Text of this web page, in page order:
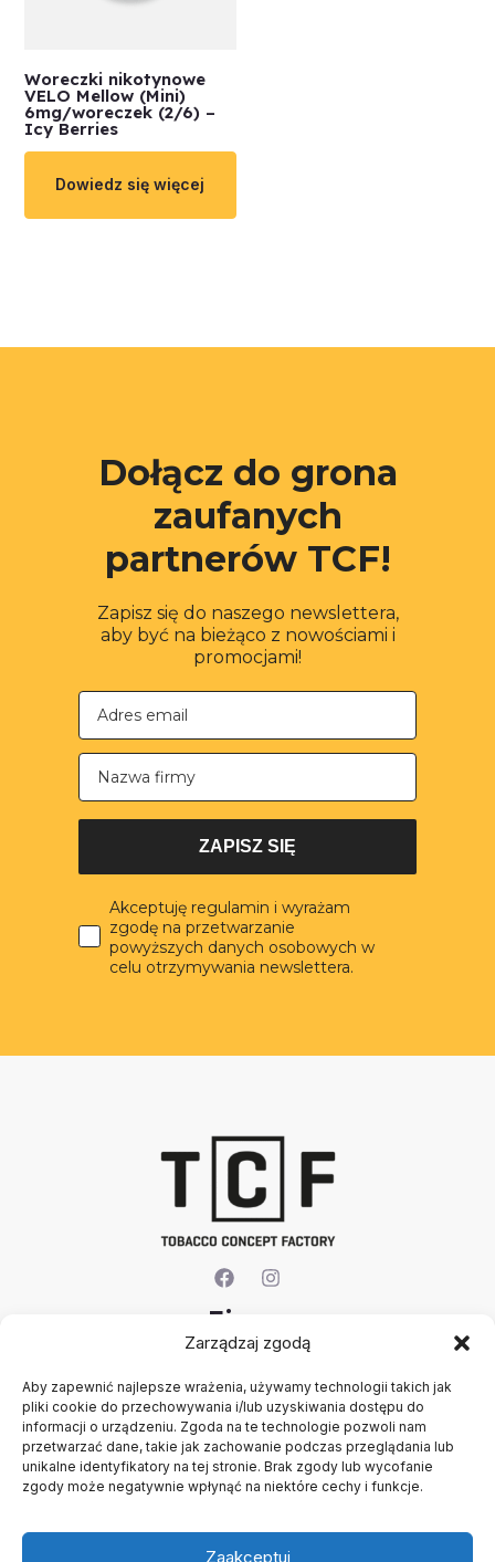
Zarządzaj zgodą
Aby zapewnić najlepsze wrażenia, używamy technologii takich jak
pliki cookie do przechowywania i/lub uzyskiwania dostępu do
informacji o urządzeniu. Zgoda na te technologie pozwoli nam
przetwarzać dane, takie jak zachowanie podczas przeglądania lub
unikalne identyfikatory na tej stronie. Brak zgody lub wycofanie
zgody może negatywnie wpłynąć na niektóre cechy i funkcje.
Zaakceptuj
Woreczki nikotynowe
VELO Mellow (Mini)
6mg/woreczek (2/6) –
Icy Berries
Dowiedz się więcej
Dołącz do grona
zaufanych
partnerów TCF!
Zapisz się do naszego newslettera,
aby być na bieżąco z nowościami i
promocjami!
Nazwa firmy
ZAPISZ SIĘ
Akceptuję regulamin i wyrażam
zgodę na przetwarzanie
powyższych danych osobowych w
celu otrzymywania newslettera.
Firma
Kontakt
Rejestracja firmy
Konto
Polityka prywatności
Regulamin